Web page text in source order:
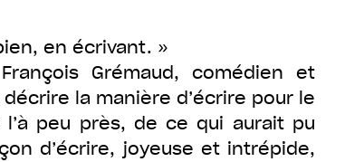
en écrivant. »
Grémaud, comédien et
la manière d’écrire pour le
peu près, de ce qui aurait pu
d’écrire, joyeuse et intrépide,